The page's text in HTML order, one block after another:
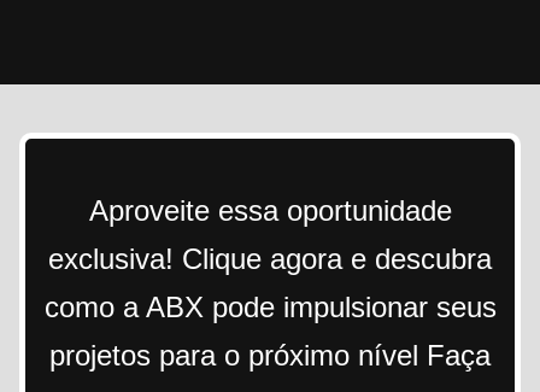
Aproveite essa oportunidade
exclusiva! Clique agora e descubra
como a ABX pode impulsionar seus
projetos para o próximo nível Faça